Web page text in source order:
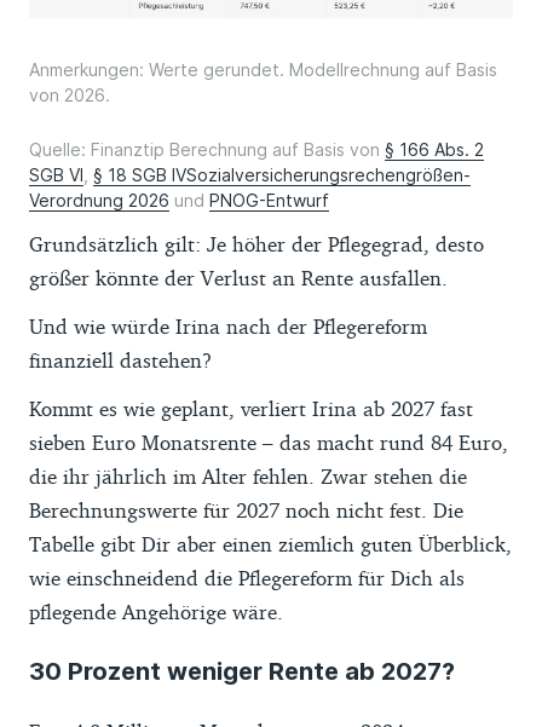
Anmerkungen: Werte gerundet. Modellrechnung auf Basis
von 2026.
Quelle: Finanztip Berechnung auf Basis von § 166 Abs. 2
SGB VI , § 18 SGB IVSozialversicherungsrechengrößen-
Verordnung 2026 und PNOG-Entwurf
Grundsätzlich gilt: Je höher der Pflegegrad, desto
größer könnte der Verlust an Rente ausfallen.
Und wie würde Irina nach der Pflegereform
finanziell dastehen?
Kommt es wie geplant, verliert Irina ab 2027 fast
sieben Euro Monatsrente – das macht rund 84 Euro,
die ihr jährlich im Alter fehlen. Zwar stehen die
Berechnungswerte für 2027 noch nicht fest. Die
Tabelle gibt Dir aber einen ziemlich guten Überblick,
wie einschneidend die Pflegereform für Dich als
pflegende Angehörige wäre.
30 Prozent weniger Rente ab 2027?